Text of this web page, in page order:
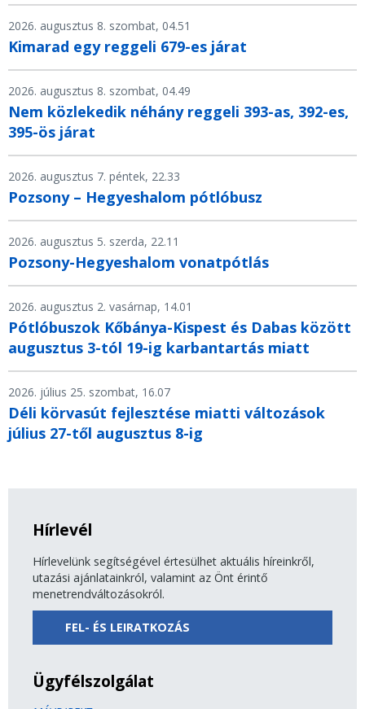
2026. augusztus 8. szombat, 04.51
Kimarad egy reggeli 679-es járat
2026. augusztus 8. szombat, 04.49
Nem közlekedik néhány reggeli 393-as, 392-es,
395-ös járat
2026. augusztus 7. péntek, 22.33
Pozsony – Hegyeshalom pótlóbusz
2026. augusztus 5. szerda, 22.11
Pozsony-Hegyeshalom vonatpótlás
2026. augusztus 2. vasárnap, 14.01
Pótlóbuszok Kőbánya-Kispest és Dabas között
augusztus 3-tól 19-ig karbantartás miatt
2026. július 25. szombat, 16.07
Déli körvasút fejlesztése miatti változások
július 27-től augusztus 8-ig
Hírlevél
Hírlevelünk segítségével értesülhet aktuális híreinkről,
utazási ajánlatainkról, valamint az Önt érintő
menetrendváltozásokról.
FEL- ÉS LEIRATKOZÁS
Ügyfélszolgálat